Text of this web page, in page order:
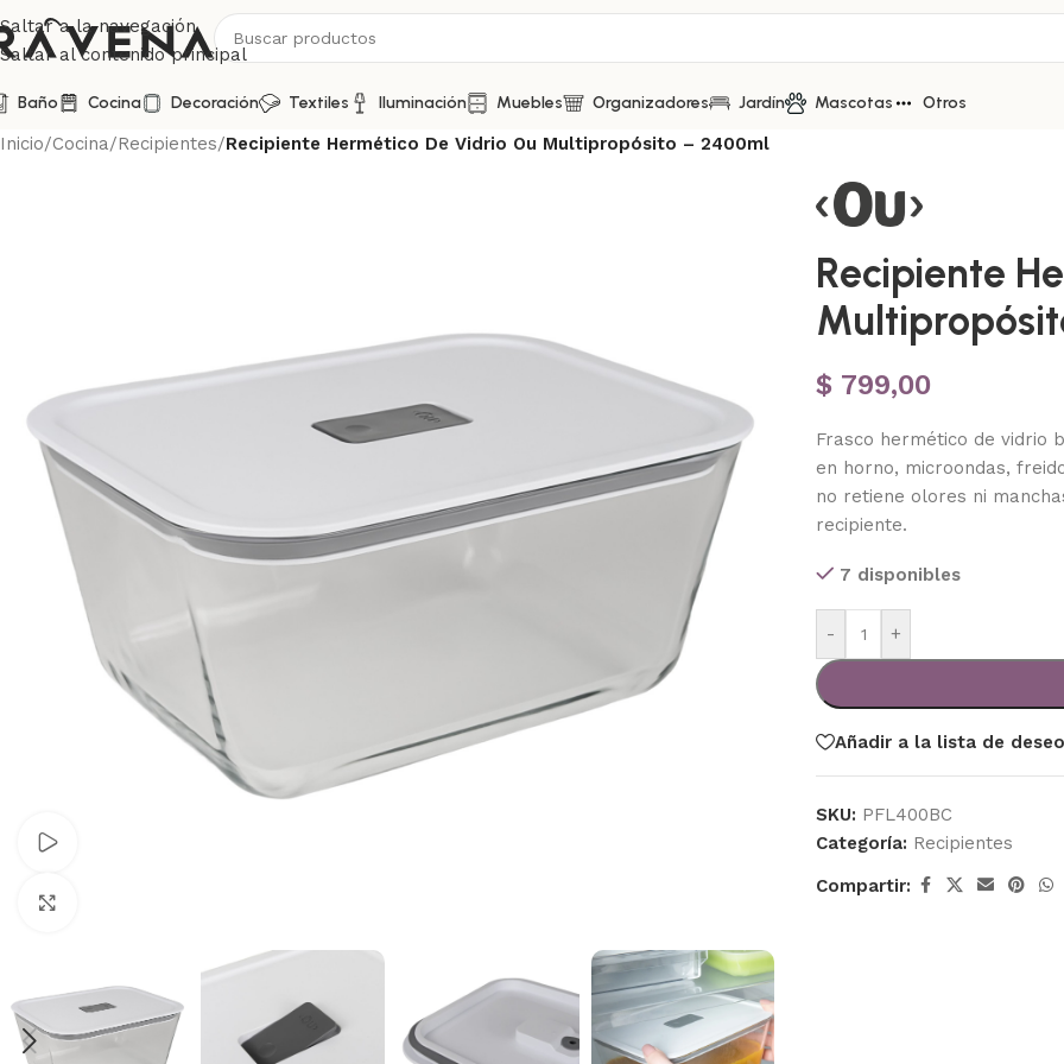
Saltar a la navegación
Saltar al contenido principal
Baño Cocina Decoración Textiles Iluminación Muebles Organizadores Jardín Mascotas Otros
Inicio/Cocina/Recipientes/Recipiente Hermético De Vidrio Ou Multipropósito – 2400ml
Recipiente
$ 799,00
Frasco hermético de vidrio
en horno, microondas,
no retiene olores ni
recipiente.
7 disponibles
- +
Añadir a la lista de
SKU: PFL400BC
Categoría: Recipientes
Compartir: